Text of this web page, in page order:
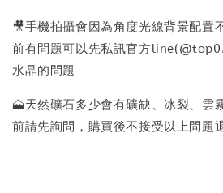
🎥手機拍攝會因為角度光線背景配置
前有問題可以先私訊官方
水晶的問題
🗻天然礦石多少會有礦缺、冰裂、雲
前請先詢問，購買後不接受以上問題